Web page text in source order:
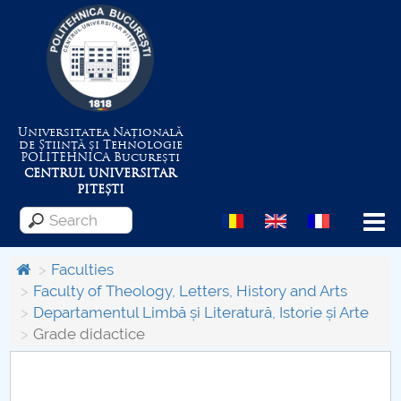
Universitatea Națională
de Știință și Tehnologie
POLITEHNICABucurești
CENTRUL UNIVERSITAR
PITEȘTI
Menu
About the University
Centrul de Management al Proiectelor
Faculties
Faculty of Theology, Letters, History and Arts
Departamentul Limbă și Literatură, Istorie și Arte
Grade didactice